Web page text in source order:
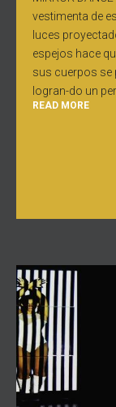
vestimenta de
luces
espejos hace
sus cuerpos se
logran-do un
READ MORE